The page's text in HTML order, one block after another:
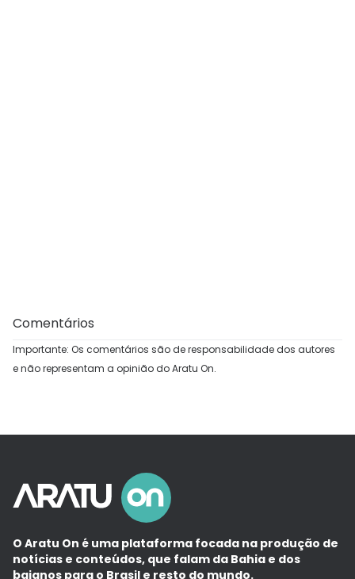
Comentários
Importante: Os comentários são de responsabilidade dos autores
e não representam a opinião do Aratu On.
O Aratu On é uma plataforma focada na produção de
notícias e conteúdos, que falam da Bahia e dos
baianos para o Brasil e resto do mundo.